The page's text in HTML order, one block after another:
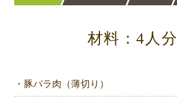
材料：4人分
・豚バラ肉（薄切り）